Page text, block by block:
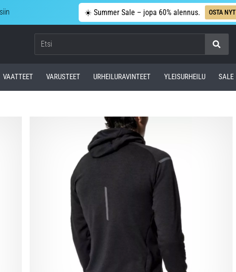
☀️ Summer Sale – jopa 60% alennus. OSTA NYT
VAATTEET VARUSTEET URHEILURAVINTEET YLEISURHEILU SALE